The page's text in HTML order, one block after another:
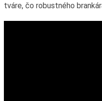
tváre, čo robustného